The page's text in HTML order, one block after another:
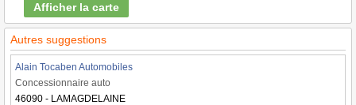
Afficher la carte
Autres suggestions
Alain Tocaben Automobiles
Concessionnaire auto
46090 - LAMAGDELAINE